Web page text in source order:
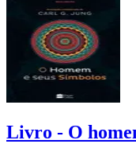
Livro - O